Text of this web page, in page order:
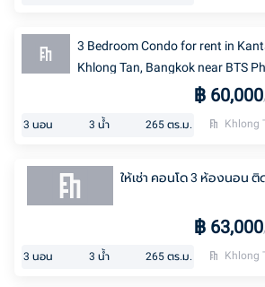
3 Bedroom Condo for rent in
Khlong Tan, Bangkok near BTS
฿ 60,000
3 นอน 3 น้ำ 265 ตร.ม. Khlong
ให้เช่า คอนโด 3 ห้องนอน
฿ 63,000
3 นอน 3 น้ำ 265 ตร.ม. Khlong